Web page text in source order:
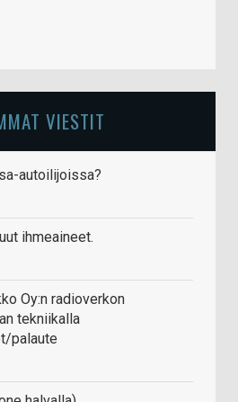
VIESTIT
autoilijoissa?
ihmeaineet.
Oy:n radioverkon
tekniikalla
palaute